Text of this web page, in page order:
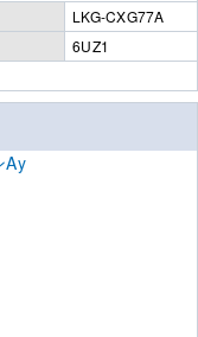
LKG-CXG77A
6UZ1